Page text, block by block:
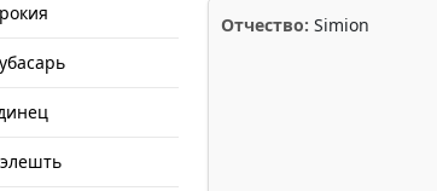
Отчество: Simion